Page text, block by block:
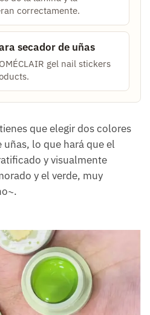
correctamente.
secador de uñas
gel nail stickers
que elegir dos colores
lo que hará que el
y visualmente
y el verde, muy